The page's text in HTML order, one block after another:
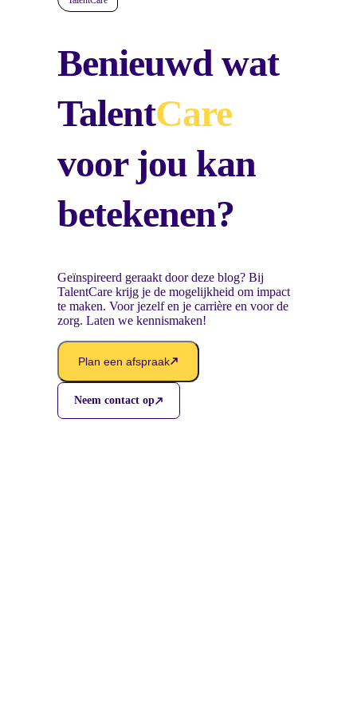
Benieuwd wat
TalentCare
voor jou kan
betekenen?
Geïnspireerd geraakt door deze blog? Bij
TalentCare krijg je de mogelijkheid om impact
te maken. Voor jezelf en je carrière en voor de
zorg. Laten we kennismaken!
Plan een afspraak
Neem contact op